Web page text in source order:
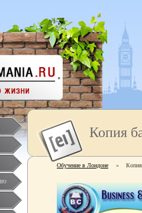
Копия
Обучение в Лондоне » Копия